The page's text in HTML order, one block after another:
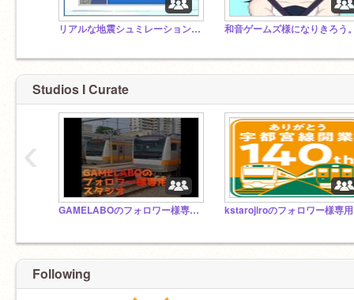
リアルな地震シュミレーションを集めよう！ 和音ゲームズ様になりきろう
Studios I Curate
GAMELABOのフォロワー様専用スタジオ
‹
Following